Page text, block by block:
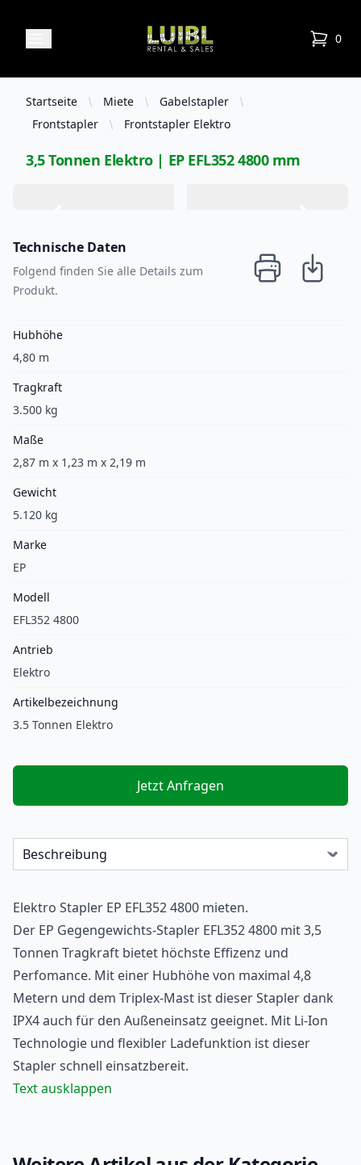
Luibl Rental & Sales 0
items
Startseite Miete
Gabelstapler
Frontstapler
Frontstapler Elektro
3,5 Tonnen Elektro | EP EFL352 4800 mm
Technische Daten
Folgend finden Sie alle Details zum
Produkt.
Hubhöhe
4,80 m
Tragkraft
3.500 kg
Maße
2,87 m x 1,23 m x 2,19 m
Gewicht
5.120 kg
Marke
EP
Modell
EFL352 4800
Antrieb
Elektro
Artikelbezeichnung
3.5 Tonnen Elektro
Jetzt Anfragen
Elektro Stapler EP EFL352 4800 mieten.
Der EP Gegengewichts-Stapler EFL352 4800 mit 3,5
Tonnen Tragkraft bietet höchste Effizenz und
Perfomance. Mit einer Hubhöhe von maximal 4,8
Metern und dem Triplex-Mast ist dieser Stapler dank
IPX4 auch für den Außeneinsatz geeignet. Mit Li-Ion
Technologie und flexibler Ladefunktion ist dieser
Stapler schnell einsatzbereit.
Text ausklappen